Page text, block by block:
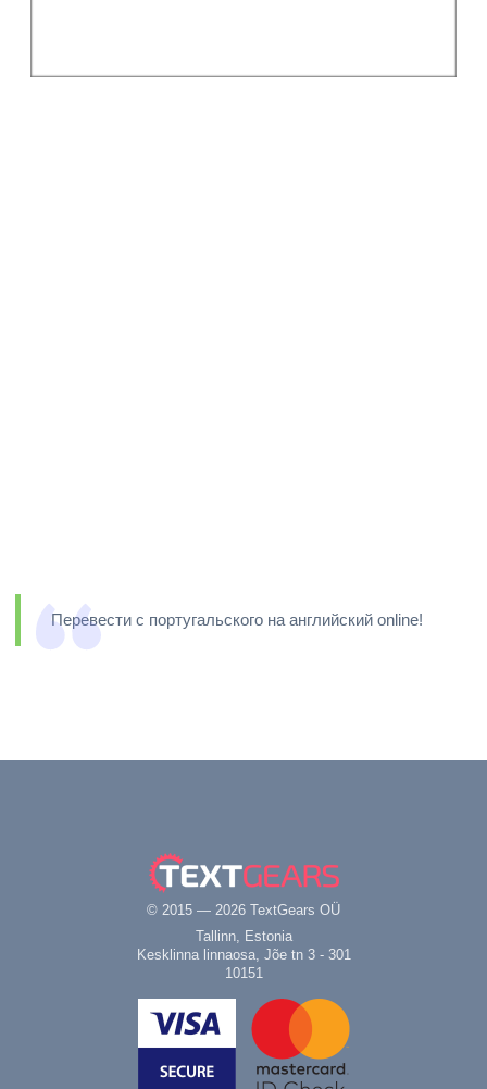
Перевести с португальского на английский online!
© 2015 — 2026 TextGears OÜ
Tallinn, Estonia
Kesklinna linnaosa, Jõe tn 3 - 301
10151